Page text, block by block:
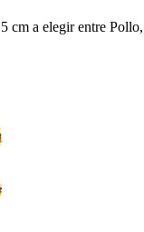
cm a elegir entre